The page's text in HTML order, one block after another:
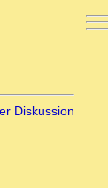
Diskussion